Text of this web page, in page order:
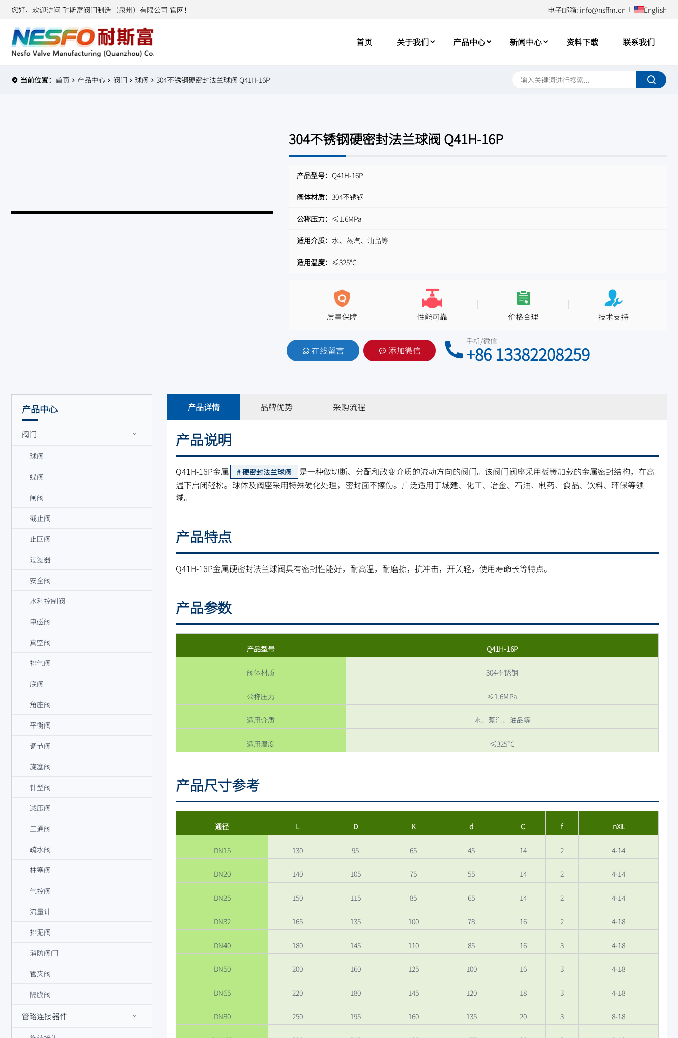
您好，欢迎访问 耐斯富阀门制造（泉州）有限公司 官网！ 电子邮箱: info@nsffm.cn English
首页 关于我们 产品中心 新闻中心 资料下载 联系我们
当前位置： 首页 产品中心 阀门 球阀 304不锈钢硬密封法兰球阀 Q41H-16P
304不锈钢硬密封法兰球阀 Q41H-16P
产品型号： Q41H-16P
阀体材质： 304不锈钢
公称压力： ≤1.6MPa
适用介质： 水、蒸汽、油品等
适用温度： ≤325℃
质量保障 性能可靠 价格合理 技术支持
在线留言 添加微信
手机/微信
+86 13382208259
产品中心
阀门
球阀
蝶阀
闸阀
截止阀
止回阀
过滤器
安全阀
水利控制阀
电磁阀
真空阀
排气阀
底阀
角座阀
平衡阀
调节阀
旋塞阀
针型阀
减压阀
二通阀
疏水阀
柱塞阀
气控阀
流量计
排泥阀
消防阀门
管夹阀
隔膜阀
管路连接器件
产品详情 品牌优势 采购流程
产品说明
Q41H-16P金属 硬密封法兰球阀
是一种做切断、分配和改变介质的流动方向的阀门。该阀门阀座采用板簧加载的金属密封结构，在高
温下启闭轻松。球体及阀座采用特殊硬化处理，密封面不擦伤。广泛适用于城建、化工、冶金、石油、制药、食品、饮料、环保等领
域。
产品特点
Q41H-16P金属硬密封法兰球阀具有密封性能好，耐高温，耐磨擦，抗冲击，开关轻，使用寿命长等特点。
产品参数
产品型号 Q41H-16P
阀体材质 304不锈钢
公称压力 ≤1.6MPa
适用介质 水、蒸汽、油品等
适用温度 ≤325℃
产品尺寸参考
通径 L D K d C f nXL
DN15 130 95 65 45 14 2 4-14
DN20 140 105 75 55 14 2 4-14
DN25 150 115 85 65 14 2 4-14
DN32 165 135 100 78 16 2 4-18
DN40 180 145 110 85 16 3 4-18
DN50 200 160 125 100 16 3 4-18
DN65 220 180 145 120 18 3 4-18
DN80 250 195 160 135 20 3 8-18